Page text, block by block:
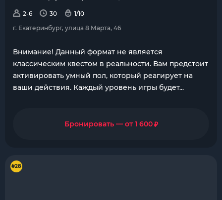
2-6 30
1/10
г. Екатеринбург, улица 8 Марта, 46
Внимание! Данный формат не является
классическим квестом в реальности. Вам предстоит
активировать умный пол, который реагирует на
ваши действия. Каждый уровень игры будет...
Бронировать — от 1 600₽
#28